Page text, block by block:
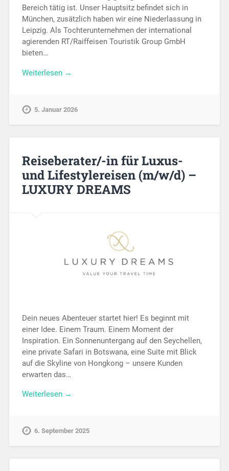
Bereich tätig ist. Unser Hauptsitz befindet sich in
München, zusätzlich haben wir eine Niederlassung in
Leipzig. Als Tochterunternehmen der international
agierenden RT/Raiffeisen Touristik Group GmbH
bieten…
Weiterlesen →
5. Januar 2026
Reiseberater/-in für Luxus-
und Lifestylereisen (m/w/d) –
LUXURY DREAMS
Dein neues Abenteuer startet hier! Es beginnt mit
einer Idee. Einem Traum. Einem Moment der
Inspiration. Ein Sonnenuntergang auf den Seychellen,
eine private Safari in Botswana, eine Suite mit Blick
auf die Skyline von Hongkong – unsere Kunden
erwarten das…
Weiterlesen →
6. September 2025